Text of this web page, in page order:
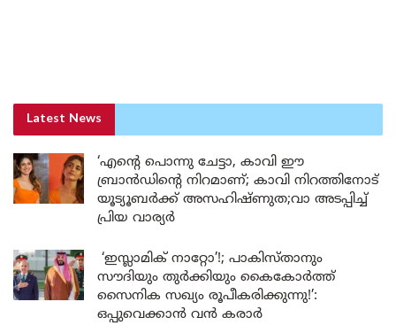
Latest News
‘എന്റെ പൊന്നു ചേട്ടാ, കാവി ഈ
ബ്രാൻഡിന്റെ നിറമാണ്; കാവി നിറത്തിനോട്
യൂട്യൂബർക്ക് അസഹിഷ്ണുത;വാ അടപ്പിച്ച്
പ്രിയ വാര്യർ
‘ഇസ്ലാമിക് നാറ്റോ’!; പാകിസ്താനും
സൗദിയും തുർക്കിയും കൈകോർത്ത്
സൈനിക സഖ്യം രൂപീകരിക്കുന്നു!’:
ഒപ്പുവെക്കാൻ വൻ കരാർ